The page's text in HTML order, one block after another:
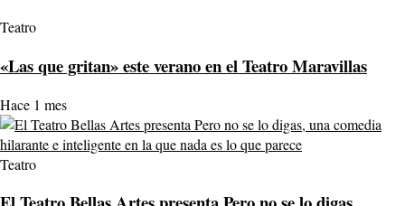
Teatro
«Las que gritan» este verano en el Teatro Maravillas
Hace 1 mes
Teatro